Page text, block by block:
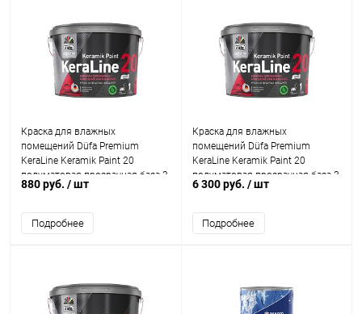
Краска для влажных
помещений Düfa Premium
KeraLine Keramik Paint 20
полуматовая прозрачная база 3
0,9 л.
880 руб. / шт
Подробнее
Краска для влажных
помещений Düfa Premium
KeraLine Keramik Paint 20
полуматовая прозрачная база 3
9 л.
6 300 руб. / шт
Подробнее